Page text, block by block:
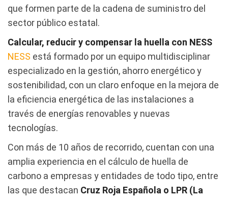
que formen parte de la cadena de suministro del
sector público estatal.
Calcular, reducir y compensar la huella con NESS
NESS está formado por un equipo multidisciplinar
especializado en la gestión, ahorro energético y
sostenibilidad, con un claro enfoque en la mejora de
la eficiencia energética de las instalaciones a
través de energías renovables y nuevas
tecnologías.
Con más de 10 años de recorrido, cuentan con una
amplia experiencia en el cálculo de huella de
carbono a empresas y entidades de todo tipo, entre
las que destacan Cruz Roja Española o LPR (La